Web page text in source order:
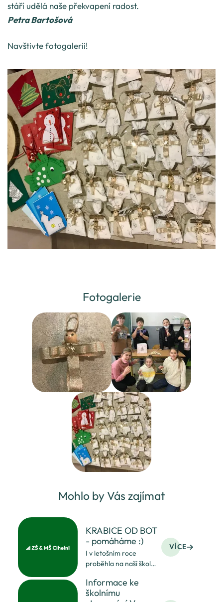
stáří udělá naše překvapení radost.
Petra Bartošová
Navštivte fotogalerii!
Mohlo by Vás zajímat
KRABICE OD BOT
- pomáháme :)
I v letošním roce
proběhla na naší škole
Krabice od bot. Děti
společně s třídními
VÍCE
Informace ke
školnímu
Fotogalerie